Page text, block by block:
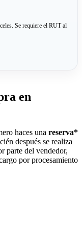
Se requiere el RUT al
en
haces una reserva*
después se realiza
parte del vendedor,
por procesamiento